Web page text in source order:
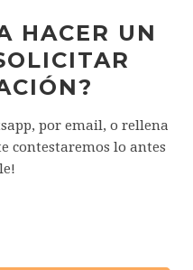
HACER UN
por email, o rellena
contestaremos lo antes